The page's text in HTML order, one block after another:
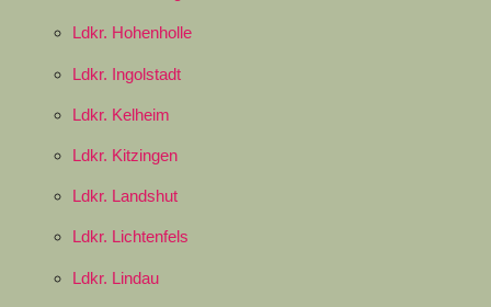
Ldkr. Hohenholle
Ldkr. Ingolstadt
Ldkr. Kelheim
Ldkr. Kitzingen
Ldkr. Landshut
Ldkr. Lichtenfels
Ldkr. Lindau